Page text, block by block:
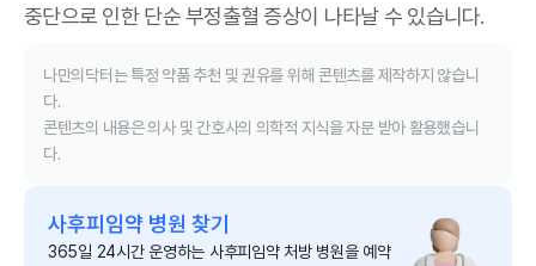
중단으로 인한 단순 부정출혈 증상이 나타날 수 있습니다.
나만의닥터는 특정 약품 추천 및 권유를 위해 콘텐츠를 제작하지 않습니
다.
콘텐츠의 내용은 의사 및 간호사의 의학적 지식을 자문 받아 활용했습니
다.
사후피임약 병원 찾기
365일 24시간 운영하는 사후피임약 처방 병원을 예약